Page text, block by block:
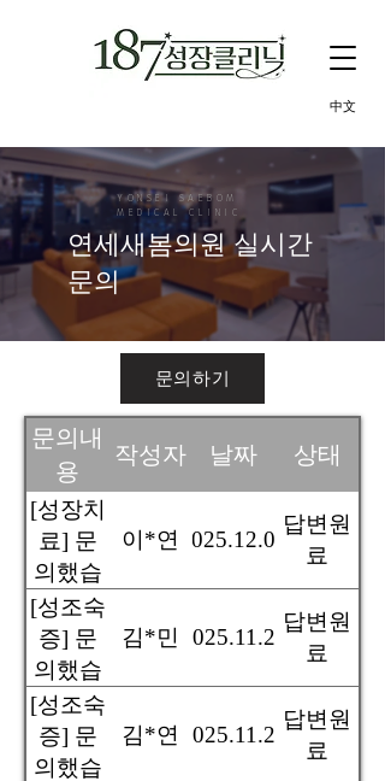
中文
​YONSEI SAEBOM
MEDICAL CLINIC
​연세새봄의원 실시간
문의
문의하기
문의내
용
작성자 날짜 상태
[성장치
료] 문
의했습
니다
이*연 2025.12.02
답변원
료
[성조숙
증] 문
의했습
니다
김*민 2025.11.28
답변원
료
[성조숙
증] 문
의했습
김*연 2025.11.26
답변원
료